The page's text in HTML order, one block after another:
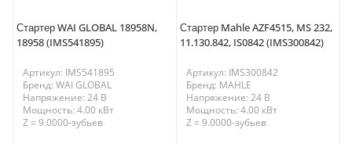
Стартер WAI GLOBAL 18958N,
18958 (IMS541895)
Артикул: IMS541895
Бренд: WAI GLOBAL
Напряжение: 24 В
Мощность: 4.00 кВт
Z = 9.0000-зубьев
Стартер Mahle AZF4515, MS 232,
11.130.842, IS0842 (IMS300842)
Артикул: IMS300842
Бренд: MAHLE
Напряжение: 24 В
Мощность: 4.00 кВт
Z = 9.0000-зубьев